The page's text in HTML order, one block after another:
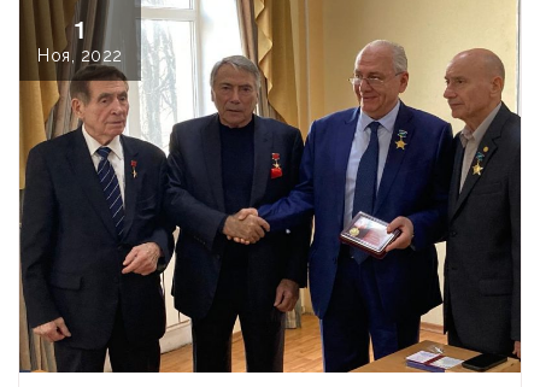
1
Ноя, 2022